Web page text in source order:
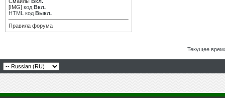
[IMG] код Вкл.
HTML код Выкл.
Правила форума
Текущее